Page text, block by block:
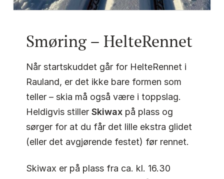
Smøring – HelteRennet
Når startskuddet går for HelteRennet i
Rauland, er det ikke bare formen som
teller – skia må også være i toppslag.
Heldigvis stiller Skiwaxpå plass og
sørger for at du får det lille ekstra glidet
(eller det avgjørende festet) før rennet.
Skiwax er på plass fra ca. kl. 16.30